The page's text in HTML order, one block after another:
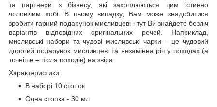
та партнери з бізнесу, які захоплюються цим істинно
чоловічим хобі. В цьому випадку, Вам може знадобитися
зробити гарний подарунок мисливцеві і тут Ви знайдете безліч
варіантів відповідних оригінальних речей. Наприклад,
мисливські набори та чудові мисливські чарки – це чудовий
дорогий подарунок мисливцеві та незамінна річ у походах (а
точніше – після походів) на звіра
Характеристики:
В наборі 10 стопок
Одна стопка - 30 мл